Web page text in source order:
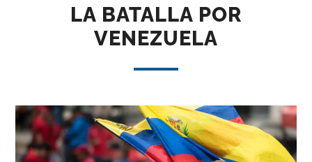
LA BATALLA POR
VENEZUELA